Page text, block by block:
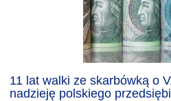
11 lat walki ze skarbówką o
nadzieję polskiego